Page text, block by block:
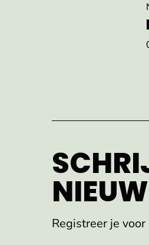
Registreer je